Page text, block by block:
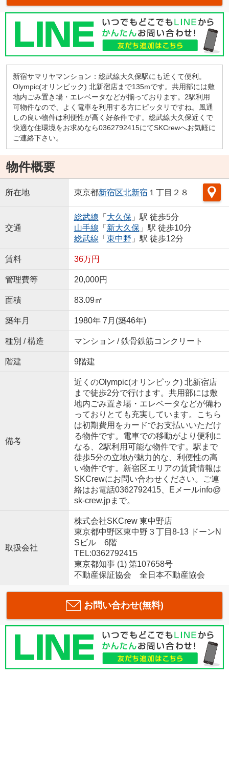
新宿サマリヤマンション：総武線大久保駅にも近くて便利。
Olympic(オリンピック) 北新宿店まで135mです。共用部には敷
地内ごみ置き場・エレベータなどが揃っております。2駅利用
可物件なので、よく電車を利用する方にピッタリですね。風通
しの良い物件は利便性が高く好条件です。総武線大久保近くで
快適な住環境をお求めなら0362792415にてSKCrewへお気軽に
ご連絡下さい。
物件概要
所在地 東京都新宿区北新宿 １丁目２８
交通
総武線 「 大久保 」駅 徒歩5分
山手線 「 新大久保 」駅 徒歩10分
総武線 「 東中野 」駅 徒歩12分
賃料 36万円
管理費等 20,000円
面積 83.09㎡
築年月 1980年 7月(築46年)
種別 / 構造 マンション / 鉄骨鉄筋コンクリート
階建 9階建
備考
近くのOlympic(オリンピック) 北新宿店
まで徒歩2分で行けます。共用部には敷
地内ごみ置き場・エレベータなどが備わ
っておりとても充実しています。こちら
は初期費用をカードでお支払いいただけ
る物件です。電車での移動がより便利に
なる、2駅利用可能な物件です。駅まで
徒歩5分の立地が魅力的な、利便性の高
い物件です。新宿区エリアの賃貸情報は
SKCrewにお問い合わせください。ご連
絡はお電話0362792415、Eメールinfo@
sk-crew.jpまで。
取扱会社
株式会社SKCrew 東中野店
東京都中野区東中野３丁目8-13 ドーンN
Sビル 6階
TEL:0362792415
東京都知事 (1) 第107658号
不動産保証協会 全日本不動産協会
お問い合わせ(無料)